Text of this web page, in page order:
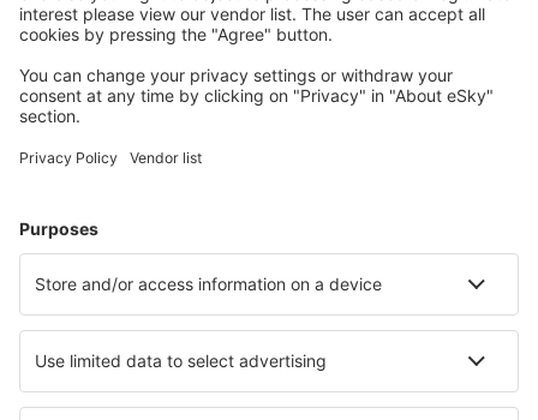
Meest gezochte accommodatie door eSky-
gebruikers
Accommodatie in het Verenigd Koninkrijk - Populaire steden
Verblijf in Edinburgh Verblijf in Manchester
Verblijf in Watford Verblijf in Salford
Verblijf in Coventry Verblijf in Dartmouth